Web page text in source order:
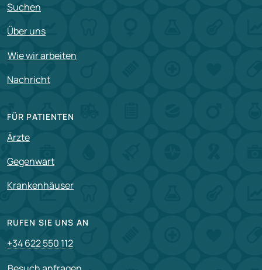
Suchen
Über uns
Wie wir arbeiten
Nachricht
FÜR PATIENTEN
Ärzte
Gegenwart
Krankenhäuser
RUFEN SIE UNS AN
+34 622 550 112